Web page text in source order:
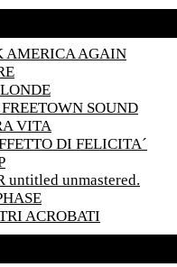
AMERICA AGAIN
SOUND
VITA
DI FELICITA´
untitled unmastered.
ACROBATI